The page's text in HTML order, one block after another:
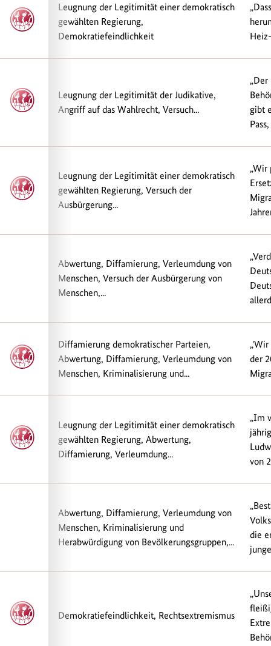
Leugnung der Legitimität einer demokratisch
gewählten Regierung,
Demokratiefeindlichkeit
Leugnung der Legitimität der Judikative,
Angriff auf das Wahlrecht, Versuch...
gibt
Leugnung der Legitimität einer demokratisch
gewählten Regierung, Versuch der
Ausbürgerung...
„Wir
Abwertung, Diffamierung, Verleumdung von
Menschen, Versuch der Ausbürgerung von
Menschen,...
Diffamierung demokratischer Parteien,
Abwertung, Diffamierung, Verleumdung von
Menschen, Kriminalisierung und...
der
Leugnung der Legitimität einer demokratisch
gewählten Regierung, Abwertung,
Diffamierung, Verleumdung...
„Im
von
Abwertung, Diffamierung, Verleumdung von
Menschen, Kriminalisierung und
Herabwürdigung von Bevölkerungsgruppen,...
die
Demokratiefeindlichkeit, Rechtsextremismus